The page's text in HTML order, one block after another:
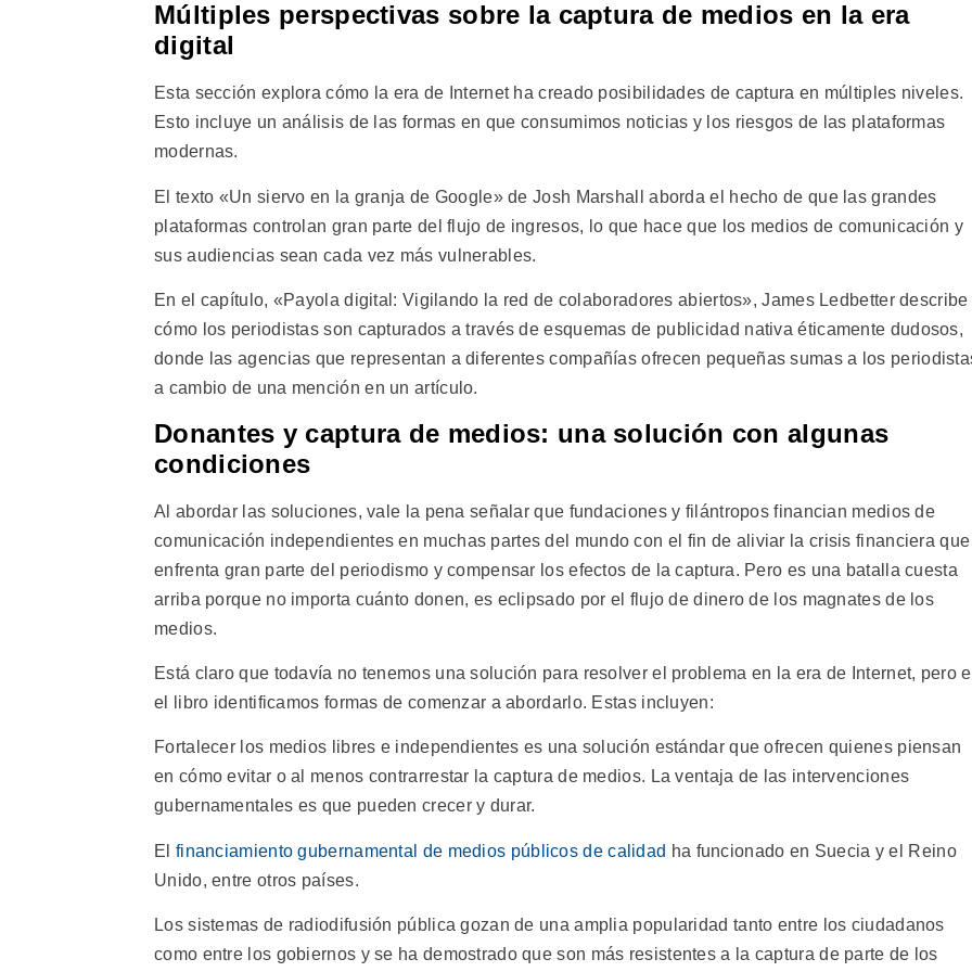
Múltiples perspectivas sobre la captura de medios en la era
digital
Esta sección explora cómo la era de Internet ha creado posibilidades de captura en múltiples niveles.
Esto incluye un análisis de las formas en que consumimos noticias y los riesgos de las plataformas
modernas.
El texto «Un siervo en la granja de Google» de Josh Marshall aborda el hecho de que las grandes
plataformas controlan gran parte del flujo de ingresos, lo que hace que los medios de comunicación y
sus audiencias sean cada vez más vulnerables.
En el capítulo, «Payola digital: Vigilando la red de colaboradores abiertos», James Ledbetter describe
cómo los periodistas son capturados a través de esquemas de publicidad nativa éticamente dudosos,
donde las agencias que representan a diferentes compañías ofrecen pequeñas sumas a los
a cambio de una mención en un artículo.
Donantes y captura de medios: una solución con algunas
condiciones
Al abordar las soluciones, vale la pena señalar que fundaciones y filántropos financian medios de
comunicación independientes en muchas partes del mundo con el fin de aliviar la crisis financiera que
enfrenta gran parte del periodismo y compensar los efectos de la captura. Pero es una batalla cuesta
arriba porque no importa cuánto donen, es eclipsado por el flujo de dinero de los magnates de los
medios.
Está claro que todavía no tenemos una solución para resolver el problema en la era de Internet, pero
el libro identificamos formas de comenzar a abordarlo. Estas incluyen:
Fortalecer los medios libres e independientes es una solución estándar que ofrecen quienes piensan
en cómo evitar o al menos contrarrestar la captura de medios. La ventaja de las intervenciones
gubernamentales es que pueden crecer y durar.
El financiamiento gubernamental de medios públicos de calidad ha funcionado en Suecia y el Reino
Unido, entre otros países.
Los sistemas de radiodifusión pública gozan de una amplia popularidad tanto entre los ciudadanos
como entre los gobiernos y se ha demostrado que son más resistentes a la captura de parte de los